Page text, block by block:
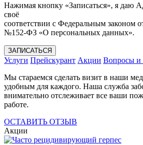
Нажимая кнопку «Записаться», я даю
своё
соответствии с Федеральным законом
№152-ФЗ «О персональных данных».
ЗАПИСАТЬСЯ
Услуги Прейскурант Акции Вопросы и
Мы стараемся сделать визит в наши
удобным для каждого. Наша служба
внимательно отслеживает все ваши
работе.
ОСТАВИТЬ ОТЗЫВ
Акции